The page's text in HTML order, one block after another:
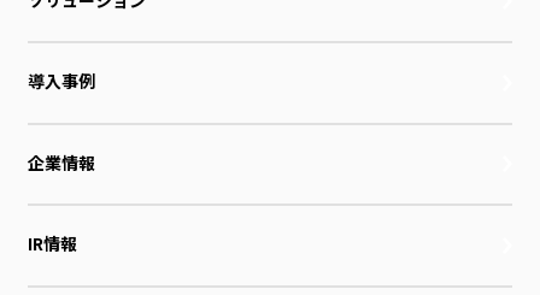
導入事例
企業情報
IR情報